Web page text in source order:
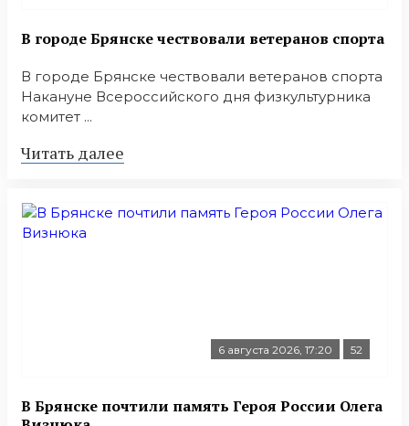
В городе Брянске чествовали ветеранов спорта
В городе Брянске чествовали ветеранов спорта
Накануне Всероссийского дня физкультурника
комитет ...
Читать далее
6 августа 2026, 17:20 52
В Брянске почтили память Героя России Олега